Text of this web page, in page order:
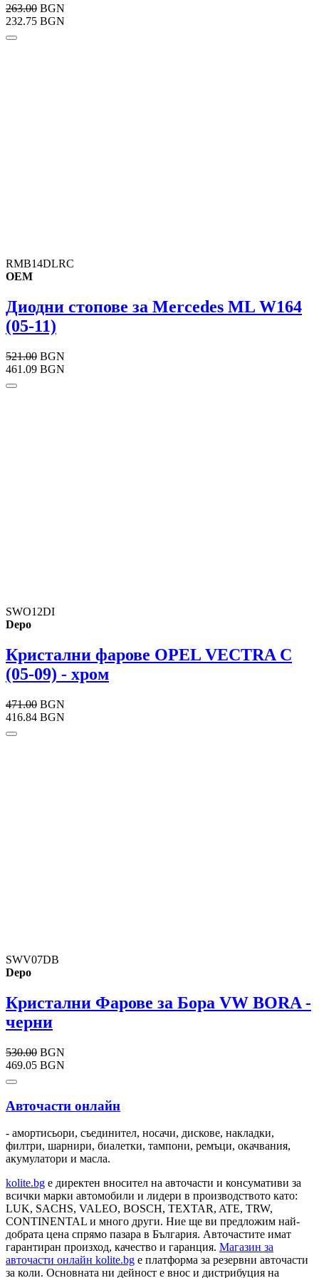
263.00 BGN
232.75 BGN
RMB14DLRC
OEM
Диодни стопове за Mercedes ML W164
(05-11)
521.00 BGN
461.09 BGN
SWO12DI
Depo
Кристални фарове OPEL VECTRA C
(05-09) - хром
471.00 BGN
416.84 BGN
SWV07DB
Depo
Кристални Фарове за Бора VW BORA -
черни
530.00 BGN
469.05 BGN
Авточасти онлайн
- амортисьори, съединител, носачи, дискове, накладки,
филтри, шарнири, биалетки, тампони, ремъци, окачвания,
акумулатори и масла.
kolite.bg e директен вносител на авточасти и консумативи за
всички марки автомобили и лидери в производството като:
LUK, SACHS, VALEO, BOSCH, TEXTAR, ATE, TRW,
CONTINENTAL и много други. Ние ще ви предложим най-
добрата цена спрямо пазара в България. Авточастите имат
гарантиран произход, качество и гаранция. Магазин за
авточасти онлайн kolite.bg е платформа за резервни авточасти
за коли. Основната ни дейност е внос и дистрибуция на